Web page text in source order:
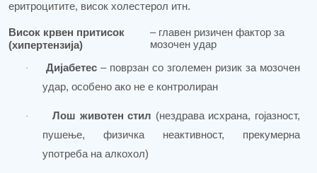
еритроцитите, висок холестерол итн.
Висок крвен притисок
(хипертензија)
– главен ризичен фактор за
мозочен удар
· Дијабетес– поврзан со зголемен ризик за мозочен
удар, особено ако не е контролиран
· Лош животен стил (нездрава исхрана, гојазност,
пушење, физичка неактивност, прекумерна
употреба на алкохол)